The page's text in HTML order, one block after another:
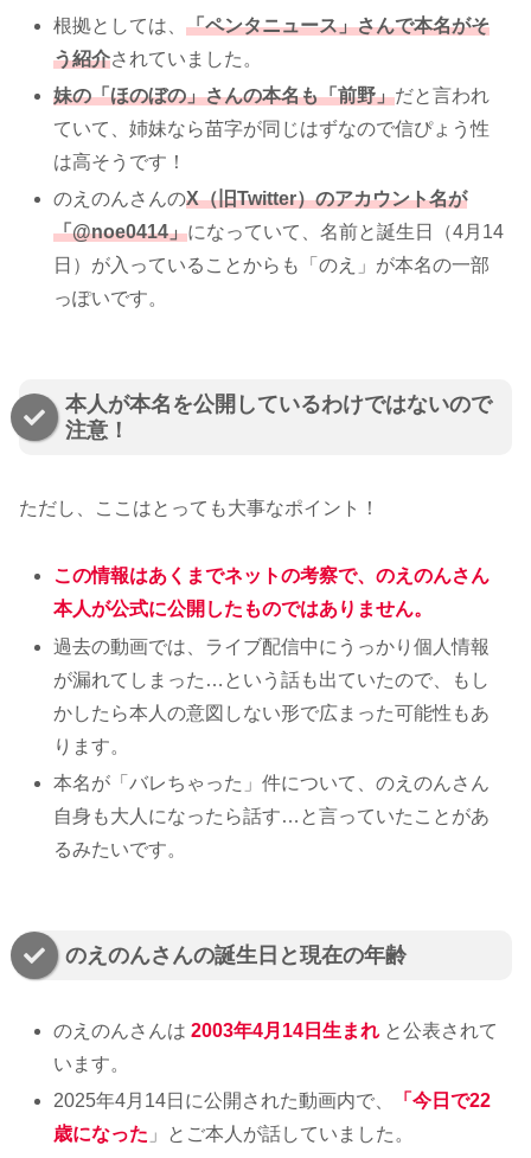
根拠としては、「ペンタニュース」さんで本名がそ
う紹介されていました。
妹の「ほのぼの」さんの本名も「前野」だと言われ
ていて、姉妹なら苗字が同じはずなので信ぴょう性
は高そうです！
のえのんさんのX（旧Twitter）のアカウント名が
「@noe0414」になっていて、名前と誕生日（4月14
日）が入っていることからも「のえ」が本名の一部
っぽいです。
本人が本名を公開しているわけではないので
注意！
ただし、ここはとっても大事なポイント！
この情報はあくまでネットの考察で、のえのんさん
本人が公式に公開したものではありません。
過去の動画では、ライブ配信中にうっかり個人情報
が漏れてしまった…という話も出ていたので、もし
かしたら本人の意図しない形で広まった可能性もあ
ります。
本名が「バレちゃった」件について、のえのんさん
自身も大人になったら話す…と言っていたことがあ
るみたいです。
のえのんさんの誕生日と現在の年齢
のえのんさんは2003年4月14日生まれ と公表されて
います。
2025年4月14日に公開された動画内で、
「今日で22
歳になった 」とご本人が話していました。